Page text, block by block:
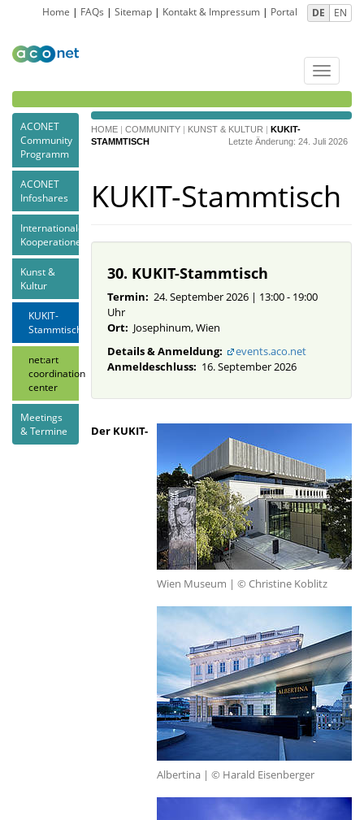
Home | FAQs | Sitemap | Kontakt & Impressum | Portal DE EN
Toggle
ACONET
Community
Programm
ACONET
Infoshares
Internationale
Kooperationen
Kunst &
Kultur
KUKIT-
Stammtisch
net:art
coordination
center
Meetings
& Termine
HOME | COMMUNITY | KUNST & KULTUR | KUKIT-
STAMMTISCH
Letzte Änderung: 24. Juli 2026
KUKIT-Stammtisch
30. KUKIT-Stammtisch
Termin: 24. September 2026 | 13:00 - 19:00
Uhr
Ort: Josephinum, Wien
Details & Anmeldung:
events.aco.net
Anmeldeschluss: 16. September 2026
Wien Museum | © Christine Koblitz
Albertina | © Harald Eisenberger
Der KUKIT-